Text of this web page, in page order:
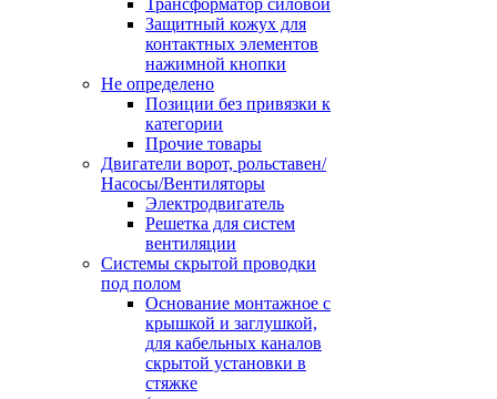
Трансформатор силовой
Защитный кожух для
контактных элементов
нажимной кнопки
Не определено
Позиции без привязки к
категории
Прочие товары
Двигатели ворот, рольставен/
Насосы/Вентиляторы
Электродвигатель
Решетка для систем
вентиляции
Системы скрытой проводки
под полом
Основание монтажное с
крышкой и заглушкой,
для кабельных каналов
скрытой установки в
стяжке